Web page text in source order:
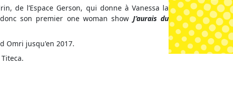
de l’Espace Gerson, qui donne à Vanessa la
son premier one woman show J’aurais du
Omri jusqu'en 2017.